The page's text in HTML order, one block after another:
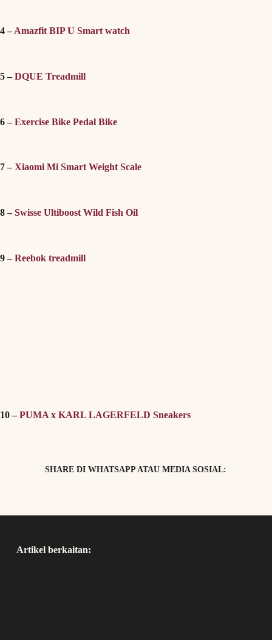
4 –Amazfit BIP U Smart watch
5 –DQUE Treadmill
6 –Exercise Bike Pedal Bike
7 –Xiaomi Mi Smart Weight Scale
8 –Swisse Ultiboost Wild Fish Oil
9 –Reebok treadmill
10 –PUMA x KARL LAGERFELD Sneakers
SHARE DI WHATSAPP ATAU MEDIA SOSIAL:
Artikel berkaitan: